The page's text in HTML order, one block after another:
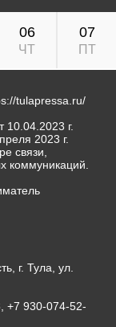
06
ЧТ
07
ПТ
tulapressa.ru/
г.
2023 г.
связи,
коммуникаций.
г. Тула, ул.
+7 930-074-52-